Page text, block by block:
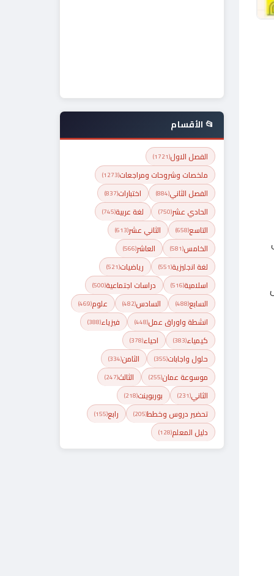
📂 الأقسام
الفصل الاول(1721)
ملخصات وشروحات ومراجعات(1273)
الفصل الثاني(884) اختبارات(837)
الحادي عشر(750) لغة عربية(745)
التاسع(658) الثاني عشر(613)
الخامس(581) العاشر(566)
لغة انجليزية(551) رياضيات(521)
اسلامية(516) دراسات اجتماعية(500)
السابع(488) السادس(482) علوم(469)
انشطة واوراق عمل(448) فيزياء(388)
كيمياء(383) احياء(378)
حلول واجابات(355) الثامن(334)
موسوعة عمان(255) الثالث(247)
الثاني(231) بوربوينت(218)
تحضير دروس وخطط(205) رابع(155)
دليل المعلم(128)